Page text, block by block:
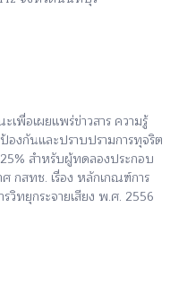
เพื่อเผยแพร่ข่าวสาร ความรู้
องกันและปราบปรามการทุจริต
สำหรับผู้ทดลองประกอบ
ศ กสทช. เรื่อง หลักเกณฑ์การ
วิทยุกระจายเสียง พ.ศ. 2556